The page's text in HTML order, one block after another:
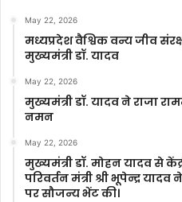
May 22, 2026
मध्यप्रदेश वैश्विक वन्य जीव
मुख्यमंत्री डॉ. यादव
May 22, 2026
मुख्यमंत्री डॉ. यादव ने राजा
नमन
May 22, 2026
मुख्यमंत्री डॉ. मोहन यादव से
परिवर्तन मंत्री श्री भूपेन्द्र
पर सौजन्य भेंट की।